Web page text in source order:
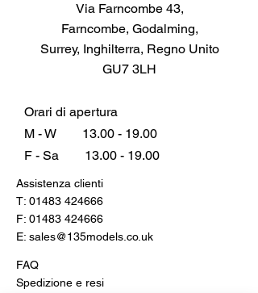
Via Farncombe 43,
Farncombe, Godalming,
Surrey, Inghilterra, Regno Unito
GU7 3LH
Orari di apertura
M - W
13.00 - 19.00
F - Sa
13.00 - 19.00
Assistenza clienti
T: 01483 424666
F: 01483 424666
E: sales@135models.co.uk
FAQ
Spedizione e resi